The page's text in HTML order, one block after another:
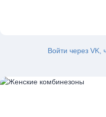
Войти через VK,